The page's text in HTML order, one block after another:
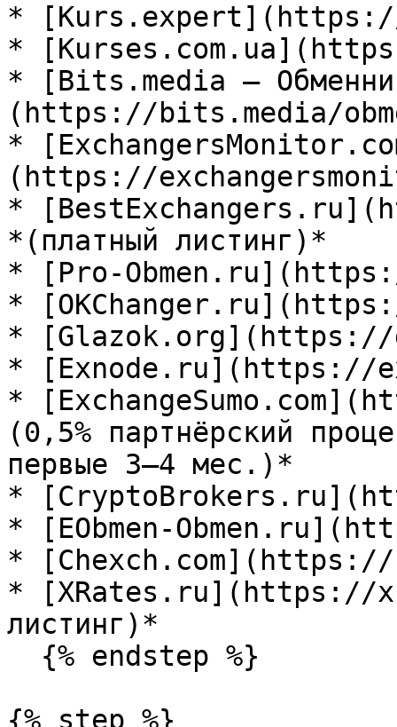
*
*
* [Bits.media —
(https://bits.media/
*
(https://
*
*(платный листинг)*
* [Pro-
*
*
* [Exnode.ru](https://
*
(0,5% партнёрский
первые 3–4 мес.)*
*
* [EObmen-
* [Chexch.com](https://
* [XRates.ru](https://
листинг)*
{% step %}